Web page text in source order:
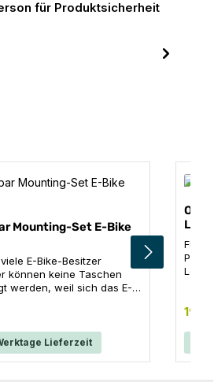
für Produktsicherheit
Mounting-Set E-Bike
E-Bike-Besitzer
können keine Taschen
werden, weil sich das E-
E-Bike schafft hier
Der abschließbare
bewährten
Lieferzeit
Lock
Für
und